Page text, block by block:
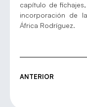
capítulo de
incorporación de
África Rodríguez.
ANTERIOR